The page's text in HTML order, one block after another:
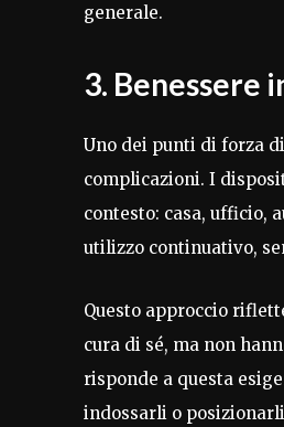
generale.
3. Benessere
Uno dei punti di forza di
complicazioni. I
contesto: casa, ufficio,
utilizzo continuativo,
Questo approccio
cura di sé, ma non
risponde a questa
indossarli o